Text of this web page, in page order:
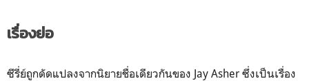
เรื่องย่อ
ซีรี่ย์ถูกดัดแปลงจากนิยายชื่อเดียวกันของ Jay Asher ซึ่งเป็นเรื่อง